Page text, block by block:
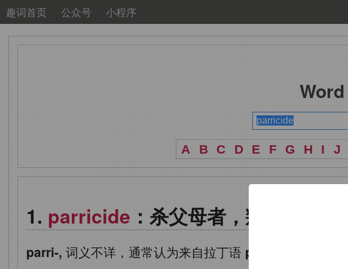
趣词首页 公众号 小程序
A B C D E F G H I J
parricide ：杀父母者，叛逆罪
parri-, 词义不详，通常认为来自拉丁语 pater,